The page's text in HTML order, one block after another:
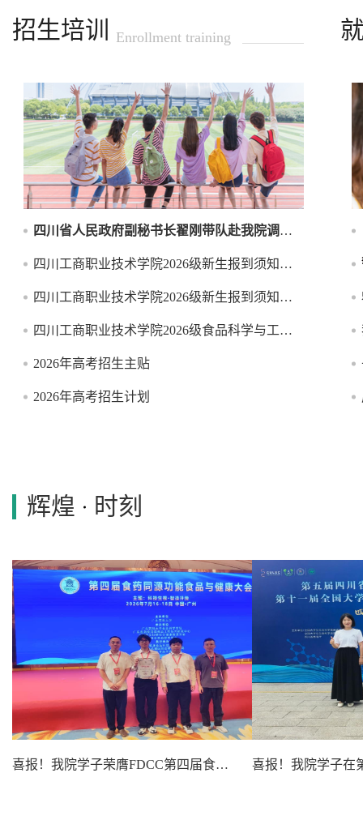
招生培训 Enrollment training
四川省人民政府副秘书长翟刚带队赴我院调研产教融合及招生就业工作
四川工商职业技术学院2026级新生报到须知（五年制）
四川工商职业技术学院2026级新生报到须知（统招、单招）
四川工商职业技术学院2026级食品科学与工程本科新生报到须知（四川旅游学院）
2026年高考招生主贴
2026年高考招生计划
辉煌 时刻
喜报！我院学子荣膺FDCC第四届食药同源功能食品与健康大会“技术创新奖”